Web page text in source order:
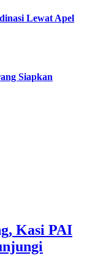
Lewat Apel
Siapkan
Kasi PAI